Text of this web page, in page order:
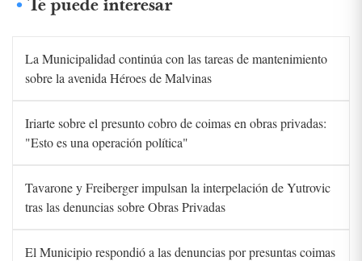
Te puede interesar
La Municipalidad continúa con las tareas de mantenimiento
sobre la avenida Héroes de Malvinas
Iriarte sobre el presunto cobro de coimas en obras privadas:
"Esto es una operación política"
Tavarone y Freiberger impulsan la interpelación de Yutrovic
tras las denuncias sobre Obras Privadas
El Municipio respondió a las denuncias por presuntas coimas